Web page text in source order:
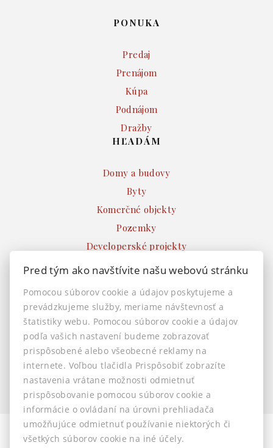
PONUKA
Predaj
Prenájom
Kúpa
Podnájom
Dražby
HĽADÁM
Domy a budovy
Byty
Komerčné objekty
Pozemky
Developerské projekty
Ostatné
INFO
Makléri
Napíšte nám
Kontakt
Nastavenie cookies
© 2026 -AstonReal s.r.o.
Pred tým ako navštívite našu webovú stránku
Pomocou súborov cookie a údajov poskytujeme a
prevádzkujeme služby, meriame návštevnosť a
štatistiky webu. Pomocou súborov cookie a údajov
podľa vašich nastavení budeme zobrazovať
prispôsobené alebo všeobecné reklamy na
internete. Voľbou tlačidla Prispôsobiť zobrazíte
nastavenia vrátane možnosti odmietnuť
prispôsobovanie pomocou súborov cookie a
informácie o ovládaní na úrovni prehliadača
umožňujúce odmietnuť používanie niektorých či
všetkých súborov cookie na iné účely.